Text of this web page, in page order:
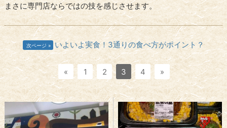
まさに専門店ならではの技を感じさせます。
次ページ いよいよ実食！3通りの食べ方がポイント？
« 1 2 3 4 »